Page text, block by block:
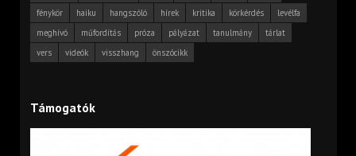
fénykör
haiku hangszóló hírek kritika körkérdés
levélfa
meghívó
műfordítás próza pályázat tanulmány
tárlat
vers
videók visszhang önszócikk
Támogatók